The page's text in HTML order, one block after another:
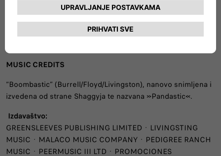
Produkcijska kuća: Movie Magic
Režiser: Joseph Kahn
MUSIC CREDITS
“Boombastic” (Burrell/Floyd/Livingston), nanovo snimljena i
izvedena od strane Shaggyja te nazvana »Pandastic«.
Izdavaštvo:
GREENSLEEVES PUBLISHING LIMITED · LIVINGSTING
MUSIC · MALACO MUSIC COMPANY · PEDIGREE RANCH
MUSIC · PEERMUSIC III LTD · PROMOCIONES